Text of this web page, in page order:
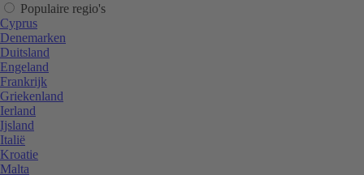
Populaire regio's
Cyprus
Denemarken
Duitsland
Engeland
Frankrijk
Griekenland
Ierland
Ijsland
Italië
Kroatie
Malta